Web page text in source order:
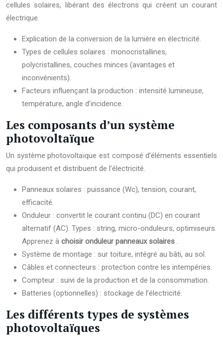
cellules solaires, libérant des électrons qui créent un courant
électrique.
Explication de la conversion de la lumière en électricité.
Types de cellules solaires : monocristallines,
polycristallines, couches minces (avantages et
inconvénients).
Facteurs influençant la production : intensité lumineuse,
température, angle d’incidence.
Les composants d’un système
photovoltaïque
Un système photovoltaïque est composé d’éléments essentiels
qui produisent et distribuent de l’électricité.
Panneaux solaires : puissance (Wc), tension, courant,
efficacité.
Onduleur : convertit le courant continu (DC) en courant
alternatif (AC). Types : string, micro-onduleurs, optimiseurs.
Apprenez à choisir onduleur panneaux solaires .
Système de montage : sur toiture, intégré au bâti, au sol.
Câbles et connecteurs : protection contre les intempéries.
Compteur : suivi de la production et de la consommation.
Batteries (optionnelles) : stockage de l’électricité.
Les différents types de systèmes
photovoltaïques